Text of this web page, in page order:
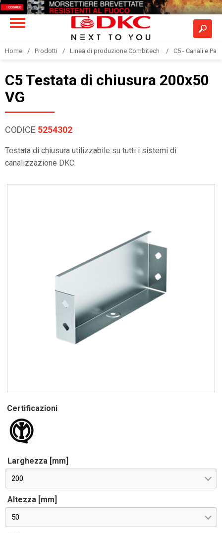
Home Prodotti Linea di produzione Combitech C5 - Canali e
C5 Testata di chiusura 200x50
VG
CODICE 5254302
Testata di chiusura utilizzabile su tutti i sistemi di
canalizzazione DKC.
Certificazioni
Larghezza [mm]
200
Altezza [mm]
50